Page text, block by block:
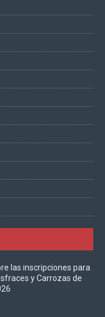
las inscripciones para
y Carrozas de